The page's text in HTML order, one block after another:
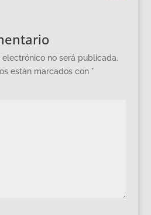
no será publicada.
están marcados con *